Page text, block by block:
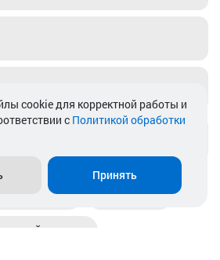
выдачи Магазины
расчет
cookie для корректной работы и
с Политикой обработки
Принять